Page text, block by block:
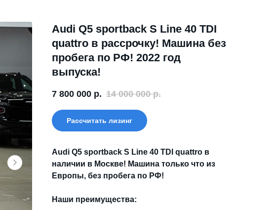
Audi Q5 sportback S Line 40 TDI
quattro в рассрочку! Машина без
пробега по РФ! 2022 год
выпуска!
7 800 000 р. 14 000 000 р.
Рассчитать лизинг
Audi Q5 sportback S Line 40 TDI quattro в
наличии в Москве! Машина только что из
Европы, без пробега по РФ!
Наши преимущества: